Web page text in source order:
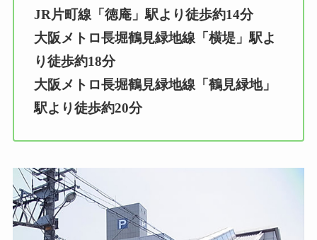
JR片町線「徳庵」駅より徒歩約14分
大阪メトロ長堀鶴見緑地線「横堤」駅よ
り徒歩約18分
大阪メトロ長堀鶴見緑地線「鶴見緑地」
駅より徒歩約20分